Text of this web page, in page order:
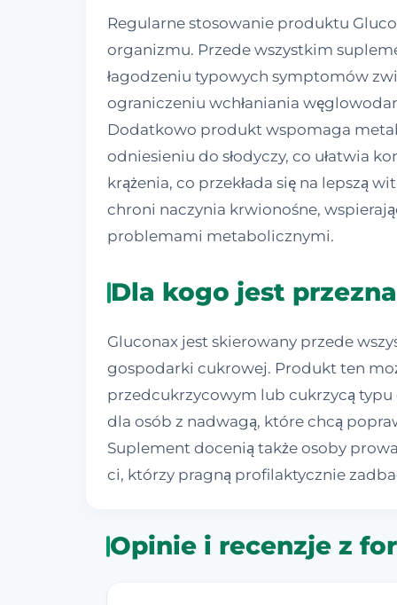
Regularne stosowanie produktu
organizmu. Przede wszystkim
łagodzeniu typowych symptomów
ograniczeniu wchłaniania
Dodatkowo produkt wspomaga
odniesieniu do słodyczy, co ułatwia
krążenia, co przekłada się na lepszą
chroni naczynia krwionośne,
problemami metabolicznymi.
Dla kogo jest
Gluconax jest skierowany przede
gospodarki cukrowej. Produkt ten
przedcukrzycowym lub cukrzycą
dla osób z nadwagą, które chcą
Suplement docenią także osoby
ci, którzy pragną profilaktycznie
Opinie i recenzje z